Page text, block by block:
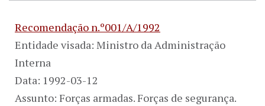
Recomendação n.º001/A/1992
Entidade visada: Ministro da Administração
Interna
Data: 1992-03-12
Assunto: Forças armadas. Forças de segurança.